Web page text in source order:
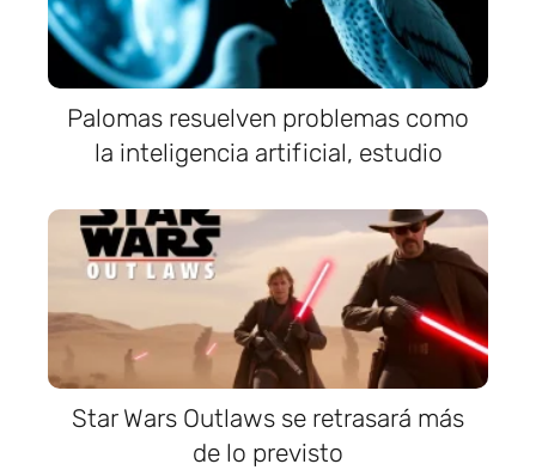
Palomas resuelven problemas como
la inteligencia artificial, estudio
Star Wars Outlaws se retrasará más
de lo previsto